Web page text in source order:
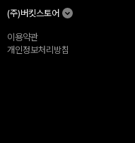
(주)버킷스토어
이용약관
개인정보처리방침